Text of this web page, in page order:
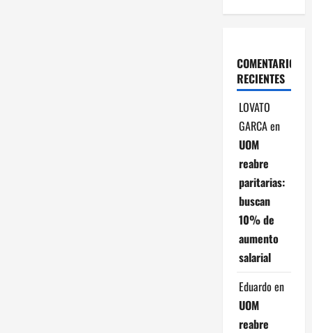
COMENTARIOS
RECIENTES
LOVATO
GARCAen
UOM
reabre
paritarias:
buscan
10% de
aumento
salarial
Eduardo en
UOM
reabre